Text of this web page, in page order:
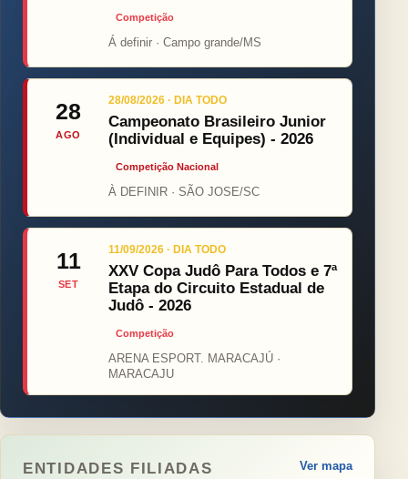
Competição
Á definir · Campo grande/MS
28
AGO
28/08/2026 · DIA TODO
Campeonato Brasileiro Junior
(Individual e Equipes) - 2026
Competição Nacional
À DEFINIR · SÃO JOSE/SC
11
SET
11/09/2026 · DIA TODO
XXV Copa Judô Para Todos e 7ª
Etapa do Circuito Estadual de
Judô - 2026
Competição
ARENA ESPORT. MARACAJÚ ·
MARACAJU
ENTIDADES FILIADAS Ver mapa